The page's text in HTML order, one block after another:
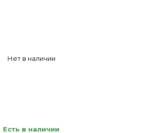
Нет в наличии
Есть в наличии